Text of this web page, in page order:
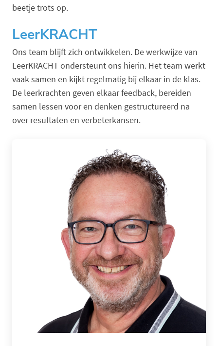
beetje trots op.
LeerKRACHT
Ons team blijft zich ontwikkelen. De werkwijze van
LeerKRACHT ondersteunt ons hierin. Het team werkt
vaak samen en kijkt regelmatig bij elkaar in de klas.
De leerkrachten geven elkaar feedback, bereiden
samen lessen voor en denken gestructureerd na
over resultaten en verbeterkansen.